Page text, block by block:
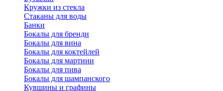
Кружки из стекла
Стаканы для воды
Банки
Бокалы для бренди
Бокалы для вина
Бокалы для коктейлей
Бокалы для мартини
Бокалы для пива
Бокалы для шампанского
Кувшины и графины